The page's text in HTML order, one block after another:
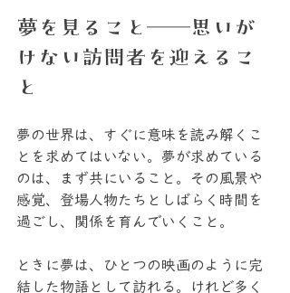
夢を見ること──思いが
けない訪問者を迎えるこ
と
夢の世界は、すぐに意味を読み解くこ
とを求めてはいない。夢が求めている
のは、まず共にいること。その風景や
感覚、登場人物たちとしばらく時間を
過ごし、関係を育んでいくこと。
ときに夢は、ひとつの映画のように完
結した物語として訪れる。けれど多く